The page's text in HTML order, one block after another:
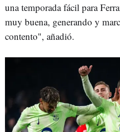
una temporada fácil para
muy buena, generando y
contento", añadió.